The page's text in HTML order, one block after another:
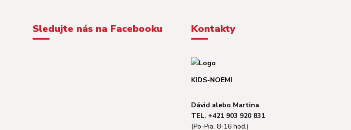
Sledujte nás na Facebooku Kontakty
KIDS-NOEMI
Dávid alebo Martina
TEL. +421 903 920 831
(Po-Pia, 8-16 hod.)